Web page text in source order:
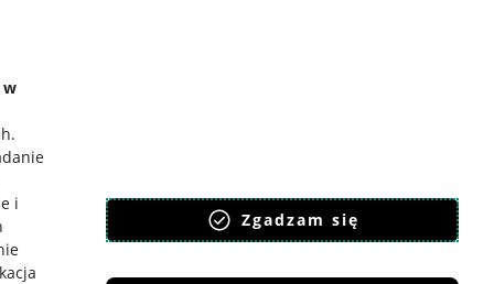
w
.
i
Zgadzam się